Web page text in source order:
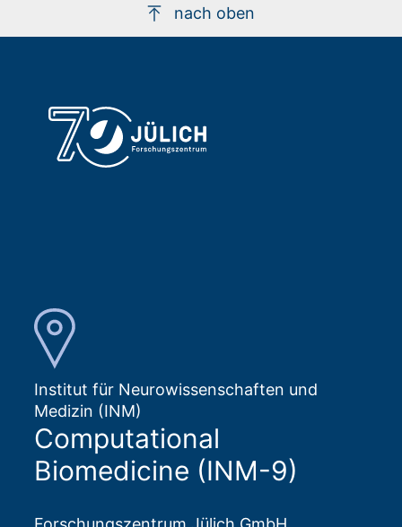
nach oben
Institut für Neurowissenschaften und
Medizin (INM)
Computational
Biomedicine (INM-9)